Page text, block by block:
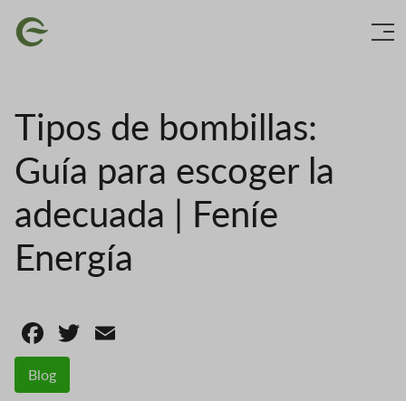
Image
Tipos de bombillas:
Guía para escoger la
adecuada | Feníe
Energía
Facebook
Twitter
Blog